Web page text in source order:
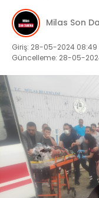
GENEL
İLETIŞIM
KÜNYE
Milas Son
Giriş: 28-05-2024 08:49
Güncelleme: 28-05-